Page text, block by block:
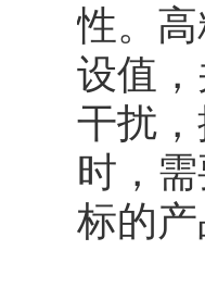
性。
设值
干扰
时，
标的